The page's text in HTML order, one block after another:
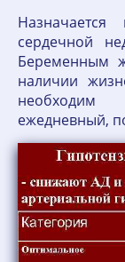
сердечной
Беременным
наличии
необходим
ежедневный,